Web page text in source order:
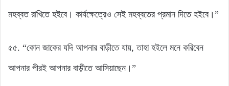
মহব্বত রাখিতে হইবে। কার্যক্ষেত্রেও সেই মহব্বতের প্রমান দিতে হইবে।”
৫৫. “কোন জাকের যদি আপনার বাড়ীতে যায়, তাহা হইলে মনে করিবেন
আপনার পীরই আপনার বাড়ীতে আসিয়াছেন।”